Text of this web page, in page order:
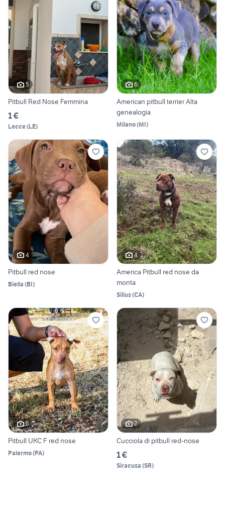
5
Pitbull Red Nose Femmina
1 €
Lecce(LE)
6
American pitbull terrier Alta
genealogia
Milano(MI)
4
Pitbull red nose
Biella (BI)
4
America Pitbull red nose da
monta
Silius(CA)
6
Pitbull UKC F red nose
Palermo(PA)
2
Cucciola di pitbull red-nose
1 €
Siracusa (SR)